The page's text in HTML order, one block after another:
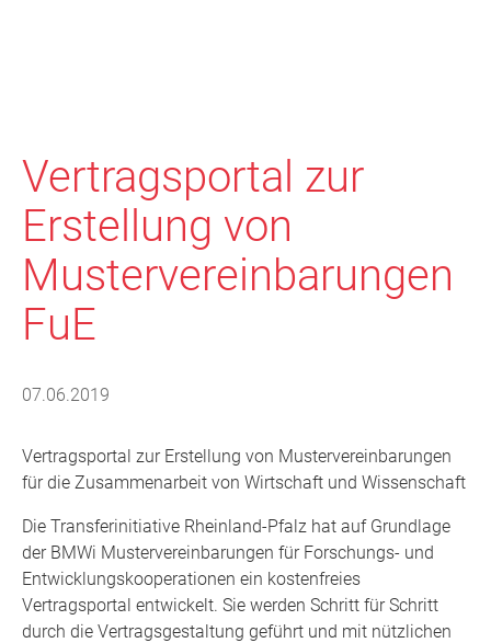
Vertragsportal zur
Erstellung von
Mustervereinbarungen
FuE
07.06.2019
Vertragsportal zur Erstellung von Mustervereinbarungen
für die Zusammenarbeit von Wirtschaft und Wissenschaft
Die Transferinitiative Rheinland-Pfalz hat auf Grundlage
der BMWi Mustervereinbarungen für Forschungs- und
Entwicklungskooperationen ein kostenfreies
Vertragsportal entwickelt. Sie werden Schritt für Schritt
durch die Vertragsgestaltung geführt und mit nützlichen